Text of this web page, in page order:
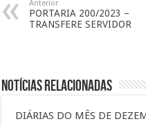
Anterior
PORTARIA 200/2023 –
TRANSFERE SERVIDOR
Notícias Relacionadas
DIÁRIAS DO MÊS DE